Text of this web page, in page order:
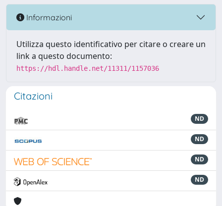
Informazioni
Utilizza questo identificativo per citare o creare un
link a questo documento:
https://hdl.handle.net/11311/1157036
Citazioni
ND
ND
ND
ND